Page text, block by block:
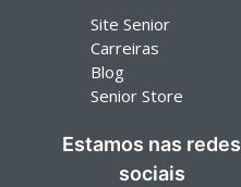
Site Senior
Carreiras
Blog
Senior Store
Estamos nas redes
sociais